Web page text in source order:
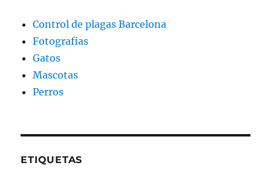
Control de plagas Barcelona
Fotografias
Gatos
Mascotas
Perros
ETIQUETAS